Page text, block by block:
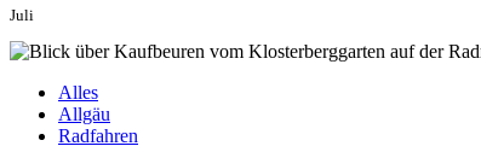
Juli
Alles
Allgäu
Radfahren